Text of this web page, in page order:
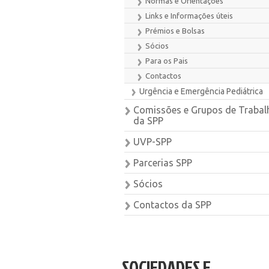
Links e Informações úteis
Prémios e Bolsas
Sócios
Para os Pais
Contactos
Urgência e Emergência Pediátrica
Comissões e Grupos de
da SPP
UVP-SPP
Parcerias SPP
Sócios
Contactos da SPP